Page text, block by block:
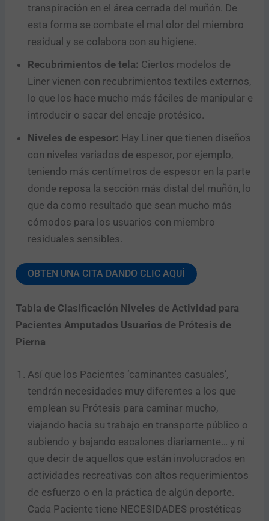
transpiración en el área cerrada del muñón. De
esta forma se combate el mal olor del miembro
residual y se colabora con su higiene.
Recubrimientos de tela: Ciertos modelos de
Liner vienen con recubrimientos textiles externos,
lo que los hace mucho más fáciles de manipular e
introducir o sacar del encaje protésico.
Niveles de espesor: Hay Liner que tienen diseños
con niveles variados de espesor, por ejemplo,
teniendo más centímetros de espesor en la parte
donde reposa la sección más distal del muñón, lo
que da como resultado que sean mucho más
cómodos para los usuarios con miembro
residuales sensibles.
OBTEN UNA CITA DANDO CLIC AQUÍ
Tabla de Clasificación Niveles de Actividad para
Pacientes Amputados Usuarios de Prótesis de
Pierna
Así que los Pacientes ‘caminantes casuales’,
tendrán necesidades muy diferentes a los que
emplean su Prótesis para caminar mucho,
viajando hacia su trabajo en transporte público o
subiendo y bajando escalones diariamente… y ni
que decir de aquellos que están involucrados en
actividades recreativas con altos requerimientos
de esfuerzo o en la práctica de algún deporte.
Cada Paciente tiene NECESIDADES prostéticas